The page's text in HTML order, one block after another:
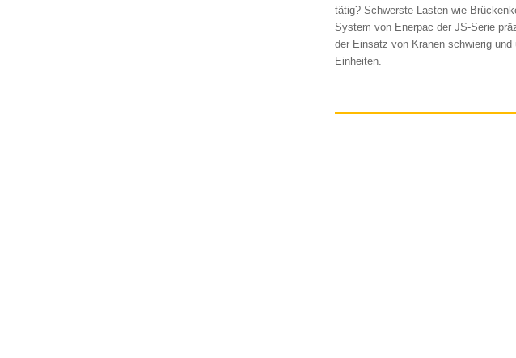
tätig? Schwerste Lasten wie
System von Enerpac der JS-Serie
der Einsatz von Kranen schwierig
Einheiten.